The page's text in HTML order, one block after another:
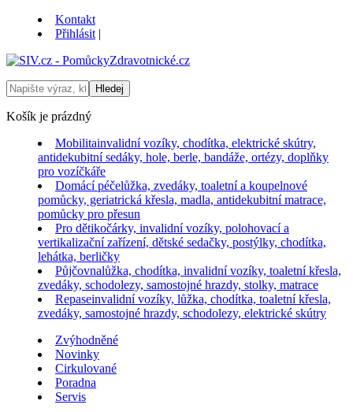
Kontakt
Přihlásit |
Košík je prázdný
Mobilitainvalidní vozíky, chodítka, elektrické skútry,
antidekubitní sedáky, hole, berle, bandáže, ortézy, doplňky
pro vozíčkáře
Domácí péčelůžka, zvedáky, toaletní a koupelnové
pomůcky, geriatrická křesla, madla, antidekubitní matrace,
pomůcky pro přesun
Pro dětikočárky, invalidní vozíky, polohovací a
vertikalizační zařízení, dětské sedačky, postýlky, chodítka,
lehátka, berličky
Půjčovnalůžka, chodítka, invalidní vozíky, toaletní křesla,
zvedáky, schodolezy, samostojné hrazdy, stolky, matrace
Repaseinvalidní vozíky, lůžka, chodítka, toaletní křesla,
zvedáky, samostojné hrazdy, schodolezy, elektrické skútry
Zvýhodněné
Novinky
Cirkulované
Poradna
Servis